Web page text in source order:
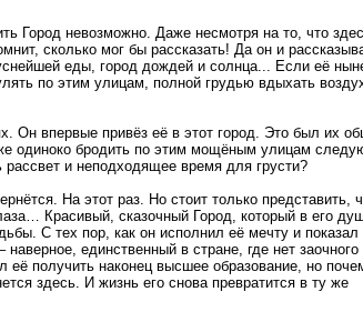
Город невозможно. Даже несмотря на то, что
сколько мог бы рассказать! Да он и
еды, город дождей и солнца... Если её
по этим улицам, полной грудью вдыхать
Он впервые привёз её в этот город. Это был их
одиноко бродить по этим мощёным улицам
и неподходящее время для грусти?
На этот раз. Но стоит только представить,
Красивый, сказочный Город, который в его
С тех пор, как он исполнил её мечту и показал
единственный в стране, где нет заочного
получить наконец высшее образование, но
здесь. И жизнь его снова превратится в ту же